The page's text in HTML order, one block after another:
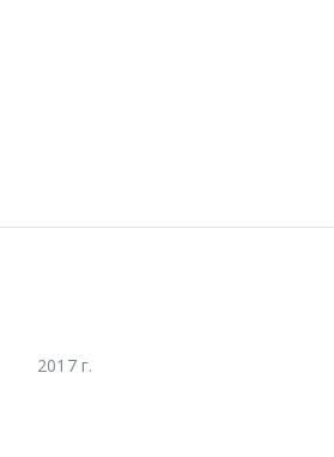
2017 г.